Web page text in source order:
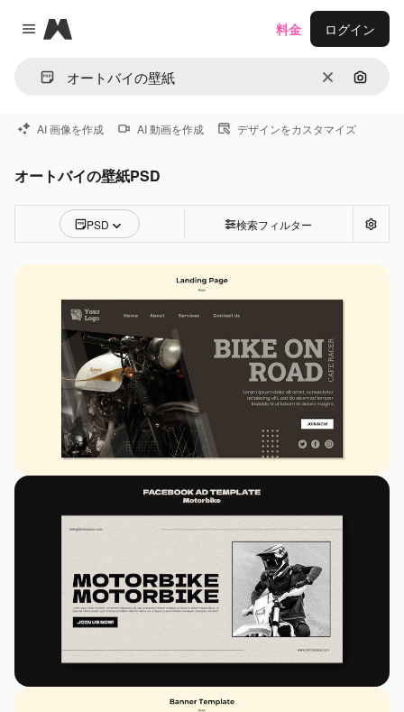
Close menu
Magnific
消去 画像で
料金 ログイン
AI 画像を作成 AI 動画を作成 デザインをカスタマイズ
オートバイの壁紙PSD
PSD 検索フィルター